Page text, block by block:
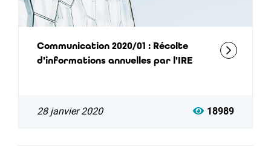
Communication 2020/01 : Récolte
d'informations annuelles par l'IRE
28 janvier 2020 18989